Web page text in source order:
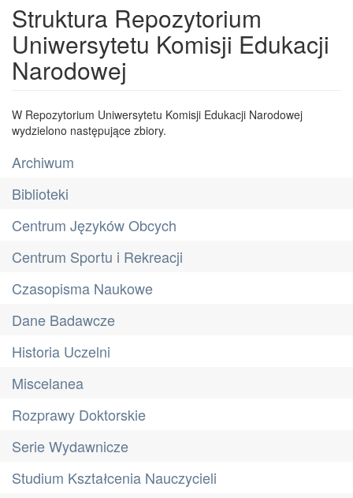
Struktura Repozytorium
Uniwersytetu Komisji Edukacji
Narodowej
W Repozytorium Uniwersytetu Komisji Edukacji Narodowej
wydzielono następujące zbiory.
Archiwum
Biblioteki
Centrum Języków Obcych
Centrum Sportu i Rekreacji
Czasopisma Naukowe
Dane Badawcze
Historia Uczelni
Miscelanea
Rozprawy Doktorskie
Serie Wydawnicze
Studium Kształcenia Nauczycieli